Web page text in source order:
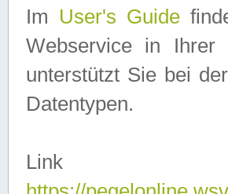
Im User's Guide
Webservice in Ihrer
unterstützt Sie bei
Datentypen.
Link